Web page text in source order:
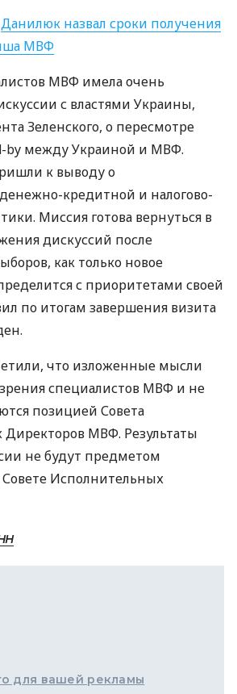
Данилюк назвал сроки получения
МВФ
МВФ имела очень
с властями Украины,
Зеленского, о пересмотре
by между Украиной и МВФ.
к выводу о
кредитной и налогово-
Миссия готова вернуться в
дискуссий после
как только новое
с приоритетами своей
по итогам завершения визита
что изложенные мысли
специалистов МВФ и не
позицией Совета
Директоров МВФ. Результаты
не будут предметом
Исполнительных
для вашей рекламы